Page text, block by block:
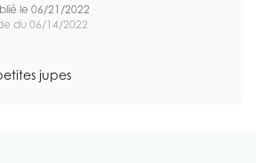
le 06/21/2022
du 06/14/2022
jupes